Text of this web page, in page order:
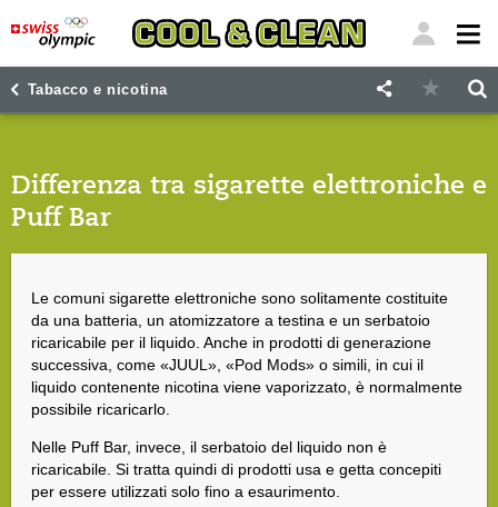
Tabacco e nicotina
Differenza tra sigarette elettroniche e
Puff Bar
Le comuni sigarette elettroniche sono solitamente costituite
da una batteria, un atomizzatore a testina e un serbatoio
ricaricabile per il liquido. Anche in prodotti di generazione
successiva, come «JUUL», «Pod Mods» o simili, in cui il
liquido contenente nicotina viene vaporizzato, è normalmente
possibile ricaricarlo.
Nelle Puff Bar, invece, il serbatoio del liquido non è
ricaricabile. Si tratta quindi di prodotti usa e getta concepiti
per essere utilizzati solo fino a esaurimento.